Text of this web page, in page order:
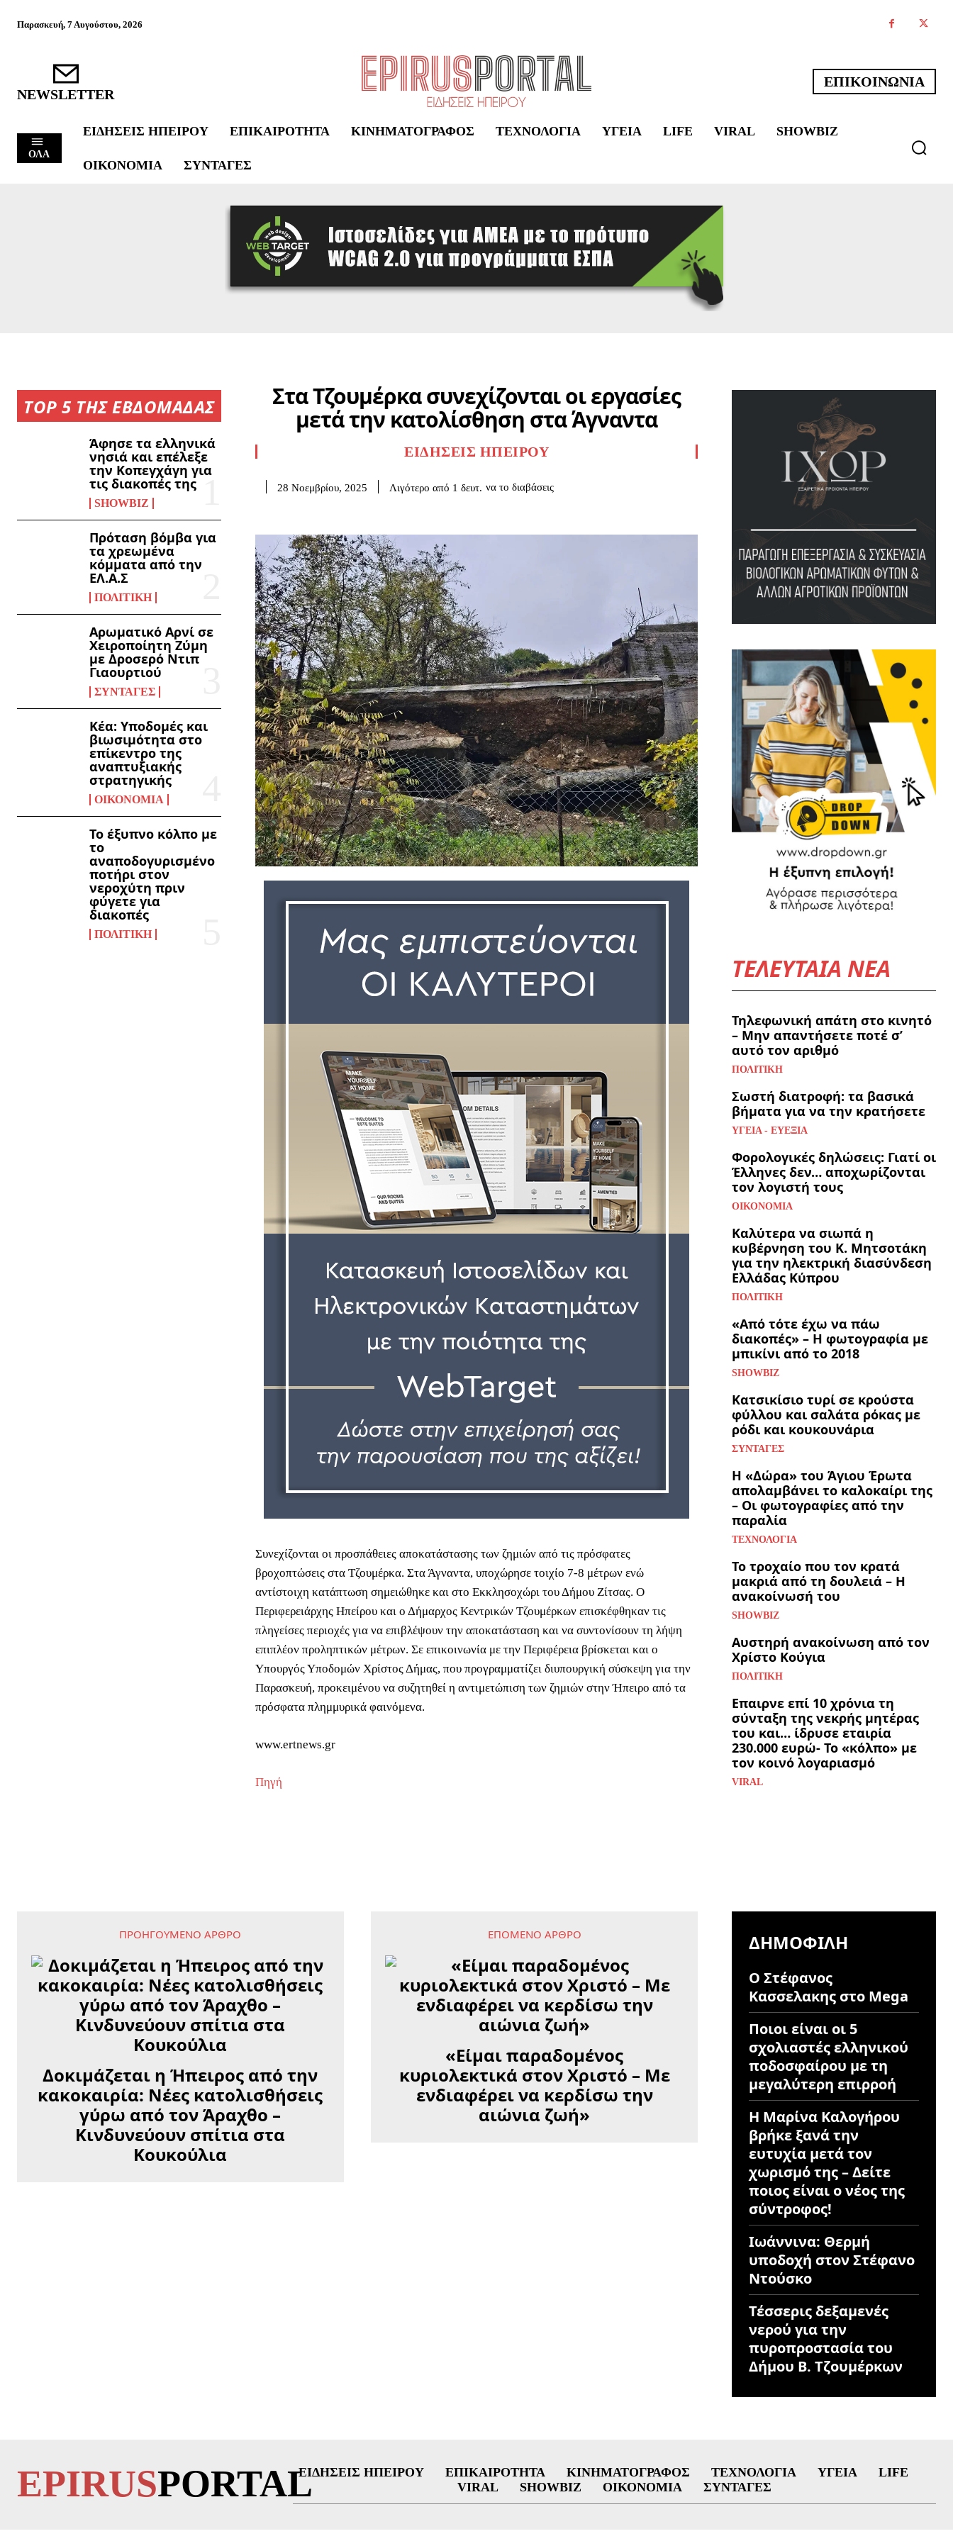
Παρασκευή, 7 Αυγούστου, 2026
NEWSLETTER
ΕΠΙΚΟΙΝΩΝΙΑ
ΟΛΑ
ΕΙΔΉΣΕΙΣ ΗΠΕΊΡΟΥ ΕΠΙΚΑΙΡΌΤΗΤΑ ΚΙΝΗΜΑΤΟΓΡΆΦΟΣ ΤΕΧΝΟΛΟΓΊΑ ΥΓΕΊΑ LIFE VIRAL SHOWBIZ
ΟΙΚΟΝΟΜΊΑ ΣΥΝΤΑΓΈΣ
TOP 5 ΤΗΣ ΕΒΔΟΜΑΔΑΣ
Άφησε τα ελληνικά
νησιά και επέλεξε
την Κοπεγχάγη για
τις διακοπές της
SHOWBIZ
Πρόταση βόμβα για
τα χρεωμένα
κόμματα από την
ΕΛ.Α.Σ
ΠΟΛΙΤΙΚΉ
Αρωματικό Αρνί σε
Χειροποίητη Ζύμη
με Δροσερό Ντιπ
Γιαουρτιού
ΣΥΝΤΑΓΈΣ
Kέα: Υποδομές και
βιωσιμότητα στο
επίκεντρο της
αναπτυξιακής
στρατηγικής
ΟΙΚΟΝΟΜΊΑ
Το έξυπνο κόλπο με
το
αναποδογυρισμένο
ποτήρι στον
νεροχύτη πριν
φύγετε για
διακοπές
ΠΟΛΙΤΙΚΉ
Στα Τζουμέρκα συνεχίζονται οι εργασίες
μετά την κατολίσθηση στα Άγναντα
ΕΙΔΉΣΕΙΣ ΗΠΕΊΡΟΥ
28 Νοεμβρίου, 2025 Λιγότερο από 1 δευτ. να το διαβάσεις
Συνεχίζονται οι προσπάθειες αποκατάστασης των ζημιών από τις πρόσφατες
βροχοπτώσεις στα Τζουμέρκα. Στα Άγναντα, υποχώρησε τοιχίο 7-8 μέτρων ενώ
αντίστοιχη κατάπτωση σημειώθηκε και στο Εκκλησοχώρι του Δήμου Ζίτσας. Ο
Περιφερειάρχης Ηπείρου και ο Δήμαρχος Κεντρικών Τζουμέρκων επισκέφθηκαν τις
πληγείσες περιοχές για να επιβλέψουν την αποκατάσταση και να συντονίσουν τη λήψη
επιπλέον προληπτικών μέτρων. Σε επικοινωνία με την Περιφέρεια βρίσκεται και ο
Υπουργός Υποδομών Χρίστος Δήμας, που προγραμματίζει διυπουργική σύσκεψη για την
Παρασκευή, προκειμένου να συζητηθεί η αντιμετώπιση των ζημιών στην Ήπειρο από τα
πρόσφατα πλημμυρικά φαινόμενα.
www.ertnews.gr
Πηγή
ΤΕΛΕΥΤΑΙΑ ΝΕΑ
Τηλεφωνική απάτη στο κινητό
– Μην απαντήσετε ποτέ σ’
αυτό τον αριθμό
ΠΟΛΙΤΙΚΉ
Σωστή διατροφή: τα βασικά
βήματα για να την κρατήσετε
ΥΓΕΊΑ - ΕΥΕΞΊΑ
Φορολογικές δηλώσεις: Γιατί οι
Έλληνες δεν… αποχωρίζονται
τον λογιστή τους
ΟΙΚΟΝΟΜΊΑ
Καλύτερα να σιωπά η
κυβέρνηση του Κ. Μητσοτάκη
για την ηλεκτρική διασύνδεση
Ελλάδας Κύπρου
ΠΟΛΙΤΙΚΉ
«Από τότε έχω να πάω
διακοπές» – Η φωτογραφία με
μπικίνι από το 2018
SHOWBIZ
Κατσικίσιο τυρί σε κρούστα
φύλλου και σαλάτα ρόκας με
ρόδι και κουκουνάρια
ΣΥΝΤΑΓΈΣ
Η «Δώρα» του Άγιου Έρωτα
απολαμβάνει το καλοκαίρι της
– Οι φωτογραφίες από την
παραλία
ΤΕΧΝΟΛΟΓΊΑ
Το τροχαίο που τον κρατά
μακριά από τη δουλειά – Η
ανακοίνωσή του
SHOWBIZ
Αυστηρή ανακοίνωση από τον
Χρίστο Κούγια
ΠΟΛΙΤΙΚΉ
Επαιρνε επί 10 χρόνια τη
σύνταξη της νεκρής μητέρας
του και… ίδρυσε εταιρία
230.000 ευρώ- Το «κόλπο» με
τον κοινό λογαριασμό
VIRAL
ΠΡΟΗΓΟΎΜΕΝΟ ΆΡΘΡΟ
Δοκιμάζεται η Ήπειρος από την
κακοκαιρία: Νέες κατολισθήσεις
γύρω από τον Άραχθο –
Κινδυνεύουν σπίτια στα
Κουκούλια
ΕΠΌΜΕΝΟ ΆΡΘΡΟ
«Είμαι παραδομένος
κυριολεκτικά στον Χριστό – Με
ενδιαφέρει να κερδίσω την
αιώνια ζωή»
ΔΗΜΟΦΙΛΉ
Ο Στέφανος
Κασσελακης στο Mega
Ποιοι είναι οι 5
σχολιαστές ελληνικού
ποδοσφαίρου με τη
μεγαλύτερη επιρροή
Η Μαρίνα Καλογήρου
βρήκε ξανά την
ευτυχία μετά τον
χωρισμό της – Δείτε
ποιος είναι ο νέος της
σύντροφος!
Ιωάννινα: Θερμή
υποδοχή στον Στέφανο
Ντούσκο
Τέσσερις δεξαμενές
νερού για την
πυροπροστασία του
Δήμου Β. Τζουμέρκων
EPIRUSPORTALΕΙΔΉΣΕΙΣ ΗΠΕΊΡΟΥ ΕΠΙΚΑΙΡΌΤΗΤΑ ΚΙΝΗΜΑΤΟΓΡΆΦΟΣ ΤΕΧΝΟΛΟΓΊΑ ΥΓΕΊΑ
LIFE
VIRAL
SHOWBIZ ΟΙΚΟΝΟΜΊΑ ΣΥΝΤΑΓΈΣ